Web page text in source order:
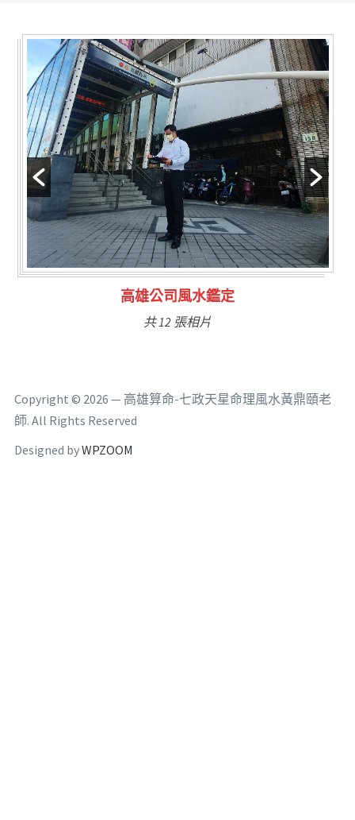
林氏福主量子生基造命
共 6 張相片
Copyright © 2026 — 高雄算命-七政天星命理風水黃鼎頤老
師. All Rights Reserved
Designed byWPZOOM